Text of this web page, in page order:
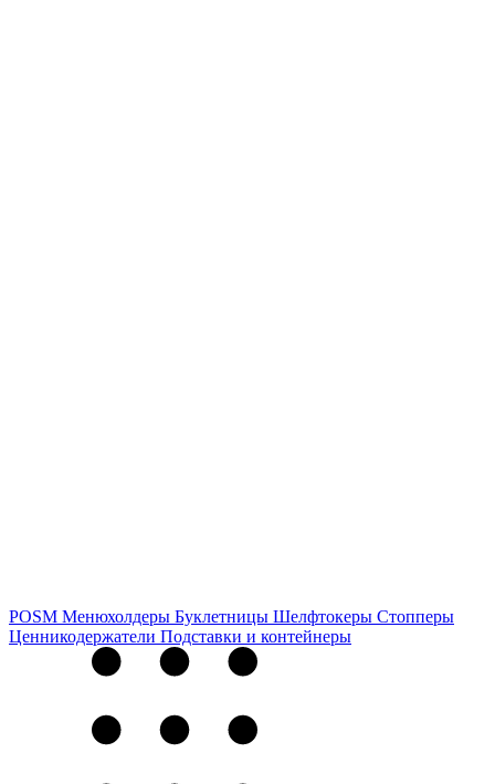
POSM Менюхолдеры Буклетницы Шелфтокеры Стопперы
Ценникодер­жа­те­ли Подставки и контейнеры